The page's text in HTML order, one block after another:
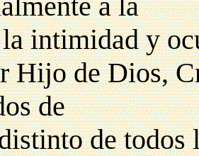
intimidad y
Hijo de Dios,
de
de todos